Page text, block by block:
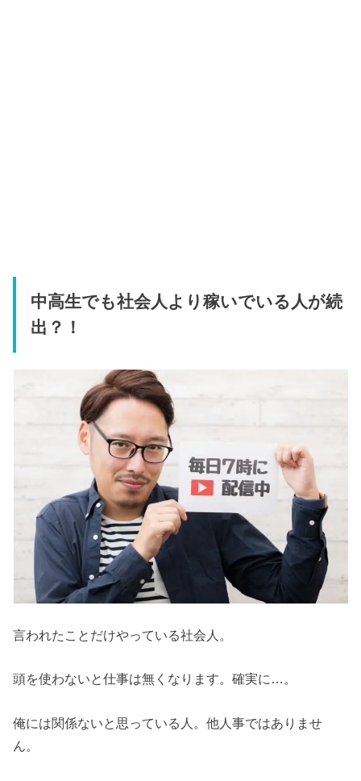
中高生でも社会人より稼いでいる人が続
出？！
言われたことだけやっている社会人。
頭を使わないと仕事は無くなります。確実に…。
俺には関係ないと思っている人。他人事ではありませ
ん。